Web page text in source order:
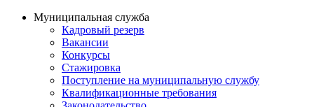
Муниципальная служба
Кадровый резерв
Вакансии
Конкурсы
Стажировка
Поступление на муниципальную службу
Квалификационные требования